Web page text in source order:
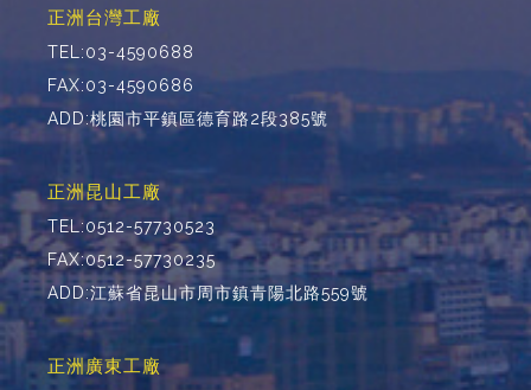
正洲台灣工廠
TEL:03-4590688
FAX:03-4590686
ADD:桃園市平鎮區德育路2段385號
正洲昆山工廠
TEL:0512-57730523
FAX:0512-57730235
ADD:江蘇省昆山市周市鎮青陽北路559號
正洲廣東工廠